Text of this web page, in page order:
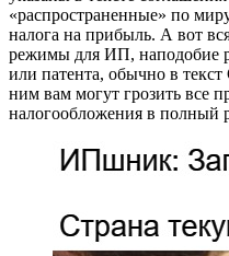
«распространенные» по
налога на прибыль. А вот
режимы для ИП,
или патента, обычно в
ним вам могут грозить все
налогообложения в полный